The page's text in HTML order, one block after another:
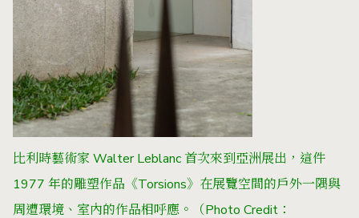
比利時藝術家 Walter Leblanc 首次來到亞洲展出，這件
1977 年的雕塑作品《Torsions》在展覽空間的戶外一隅與
周遭環境、室內的作品相呼應。（Photo Credit：